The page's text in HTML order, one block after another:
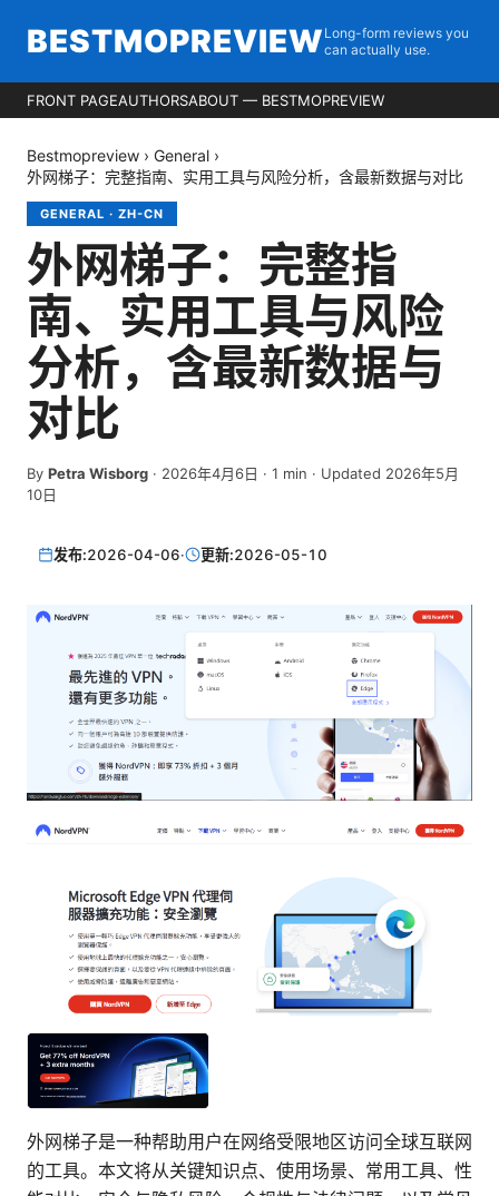
BESTMOPREVIEW Long-form reviews you
can actually use.
FRONT PAGEAUTHORSABOUT — BESTMOPREVIEW
Bestmopreview › General ›
外网梯子：完整指南、实用工具与风险分析，含最新数据与对比
GENERAL · ZH-CN
外网梯子：完整指
南、实用工具与风险
分析，含最新数据与
对比
By Petra Wisborg · 2026年4月6日 · 1 min · Updated 2026年5月
10日
发布:2026-04-06· 更新:2026-05-10
外网梯子是一种帮助用户在网络受限地区访问全球互联网
的工具。本文将从关键知识点、使用场景、常用工具、性